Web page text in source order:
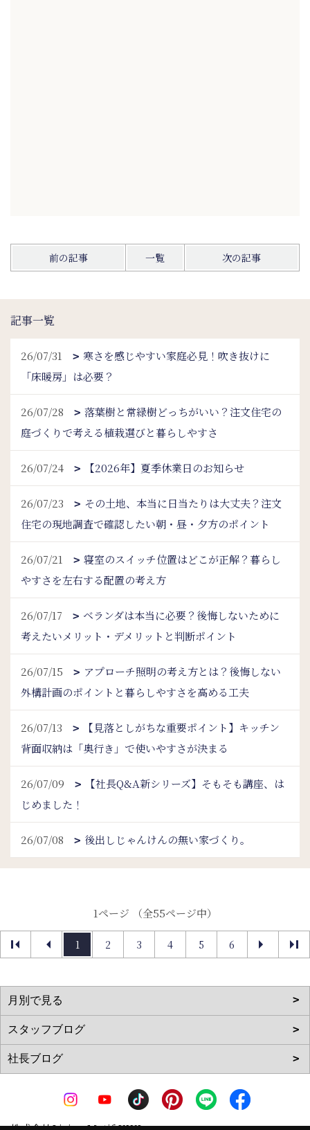
前の記事 一覧 次の記事
記事一覧
26/07/31
寒さを感じやすい家庭必見！吹き抜けに
「床暖房」は必要？
26/07/28
落葉樹と常緑樹どっちがいい？注文住宅の
庭づくりで考える植栽選びと暮らしやすさ
26/07/24 【2026年】夏季休業日のお知らせ
26/07/23
その土地、本当に日当たりは大丈夫？注文
住宅の現地調査で確認したい朝・昼・夕方のポイント
26/07/21
寝室のスイッチ位置はどこが正解？暮らし
やすさを左右する配置の考え方
26/07/17
ベランダは本当に必要？後悔しないために
考えたいメリット・デメリットと判断ポイント
26/07/15
アプローチ照明の考え方とは？後悔しない
外構計画のポイントと暮らしやすさを高める工夫
26/07/13
【見落としがちな重要ポイント】キッチン
背面収納は「奥行き」で使いやすさが決まる
26/07/09
【社長Q&A新シリーズ】そもそも講座、は
じめました！
26/07/08 後出しじゃんけんの無い家づくり。
1ページ （全55ページ中）
1 2 3 4 5 6